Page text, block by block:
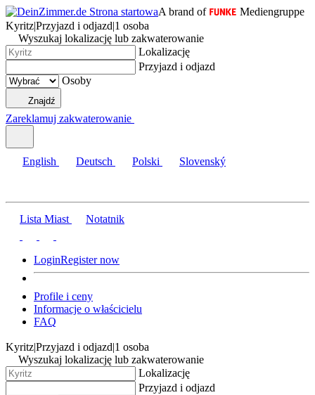
A brand of
Mediengruppe
Kyritz|Przyjazd i odjazd|1 osoba
Wyszukaj lokalizację lub zakwaterowanie
Lokalizację
Przyjazd i odjazd
Osoby
Znajdź
Zareklamuj zakwaterowanie
English Deutsch Polski Slovenský
Lista Miast Notatnik
LoginRegister now
Profile i ceny
Informacje o właścicielu
FAQ
Kyritz|Przyjazd i odjazd|1 osoba
Wyszukaj lokalizację lub zakwaterowanie
Lokalizację
Przyjazd i odjazd